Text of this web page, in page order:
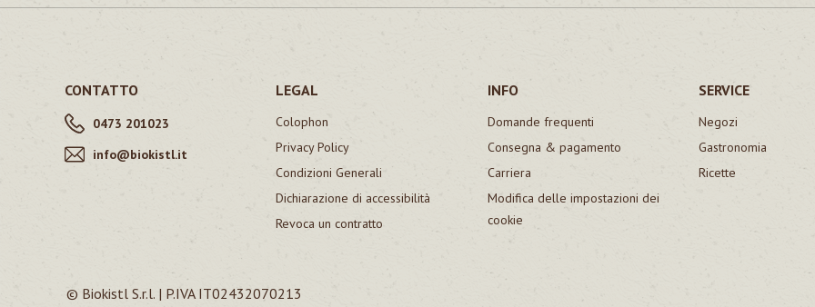
CONTATTO
0473 201023
info@biokistl.it
LEGAL
Colophon
Privacy Policy
Condizioni Generali
Dichiarazione di accessibilità
Revoca un contratto
INFO
Domande frequenti
Consegna & pagamento
Carriera
Modifica delle impostazioni dei
cookie
SERVICE
Negozi
Gastronomia
Ricette
© Biokistl S.r.l. | P.IVA IT02432070213